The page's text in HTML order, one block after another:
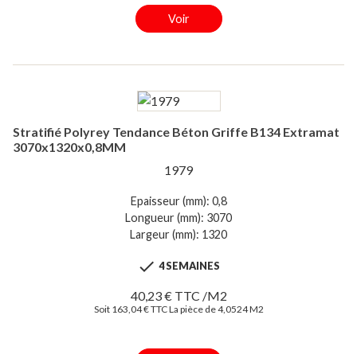
Voir
Stratifié Polyrey Tendance Béton Griffe B134 Extramat
3070x1320x0,8MM
1979
Epaisseur (mm): 0,8
Longueur (mm): 3070
Largeur (mm): 1320
 4 SEMAINES
40,23 € TTC /M2
Soit 163,04 € TTC La pièce de 4,0524 M2